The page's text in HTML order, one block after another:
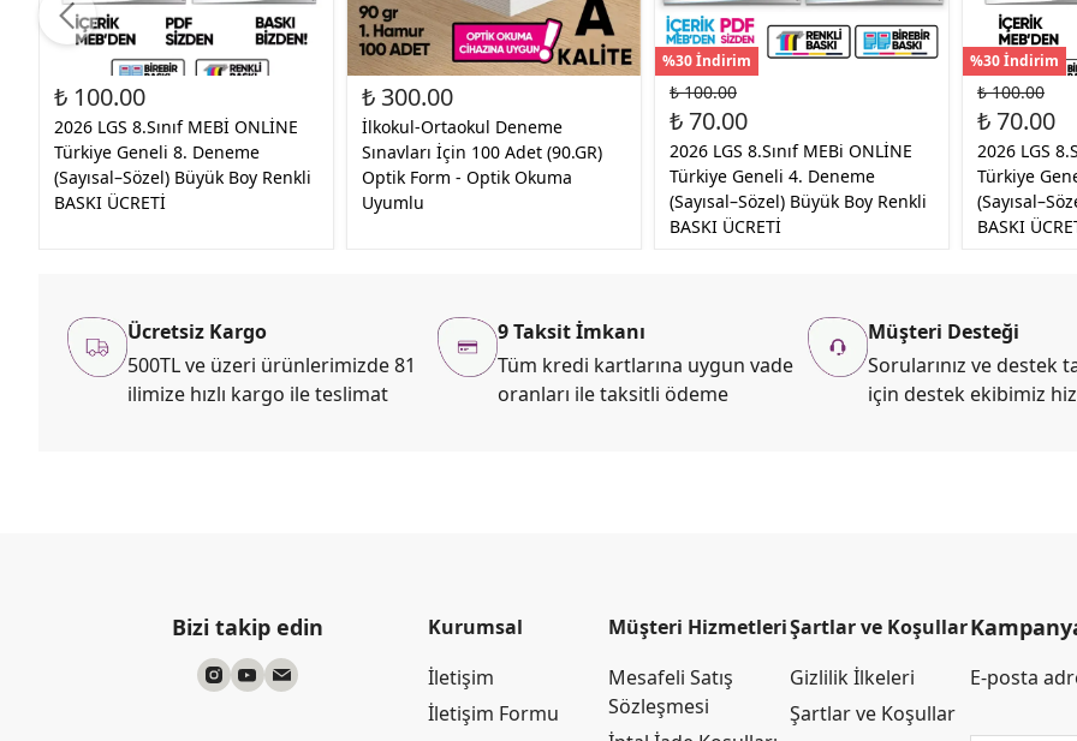
₺ 100.00
2026 LGS 8.Sınıf MEBİ ONLİNE
Türkiye Geneli 8. Deneme
(Sayısal–Sözel) Büyük Boy Renkli
BASKI ÜCRETİ
₺ 300.00
İlkokul-Ortaokul Deneme
Sınavları İçin 100 Adet (90.GR)
Optik Form - Optik Okuma
Uyumlu
%30 İndirim
₺ 100.00
₺ 70.00
2026 LGS 8.Sınıf MEBi ONLİNE
Türkiye Geneli 4. Deneme
(Sayısal–Sözel) Büyük Boy Renkli
BASKI ÜCRETİ
%30 İndirim
₺ 100.00
₺ 70.00
2026 LGS
Türkiye
BASKI
Ücretsiz Kargo
500TL ve üzeri ürünlerimizde 81
ilimize hızlı kargo ile teslimat
9 Taksit İmkanı
Tüm kredi kartlarına uygun vade
oranları ile taksitli ödeme
Müşteri Desteği
Sorularınız ve destek
için destek ekibimiz
Bizi takip edin
Kurumsal
İletişim
İletişim Formu
Müşteri Hizmetleri
Mesafeli Satış
Sözleşmesi
Şartlar ve Koşullar
Gizlilik İlkeleri
Şartlar ve Koşullar
E-posta